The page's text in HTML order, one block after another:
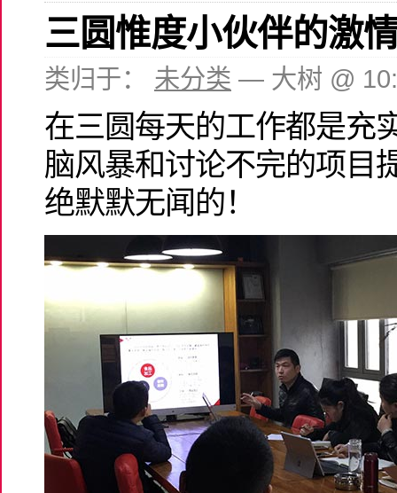
三圆惟度小伙伴的激
类归于： 未分类 — 大树 @
在三圆每天的工作都是充
脑风暴和讨论不完的项目
绝默默无闻的！